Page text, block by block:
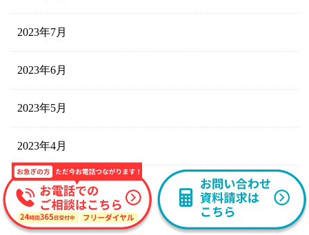
2023年7月
2023年6月
2023年5月
2023年4月
2023年3月
2023年2月